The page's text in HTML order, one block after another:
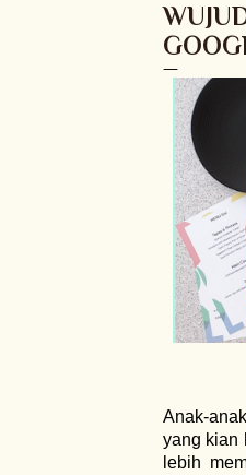
Anak-
yang kian
lebih